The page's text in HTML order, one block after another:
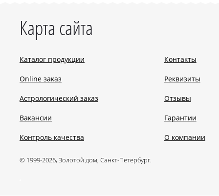
Карта сайта
Каталог продукции
Online заказ
Астрологический заказ
Вакансии
Контроль качества
Контакты
Реквизиты
Отзывы
Гарантии
О компании
© 1999-2026, Золотой дом, Санкт-Петербург.